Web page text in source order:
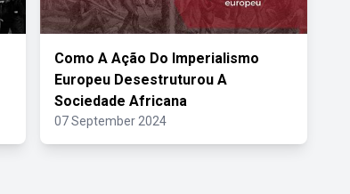
Como A Ação Do Imperialismo
Europeu Desestruturou A
Sociedade Africana
07 September 2024